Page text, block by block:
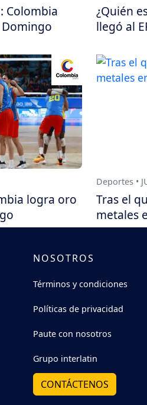
Colombia
¿Quién
llegó al
logra oro
Deportes •
Tras el
metales
NOSOTROS
Términos y condiciones
Políticas de privacidad
Paute con nosotros
Grupo interlatin
CONTÁCTENOS